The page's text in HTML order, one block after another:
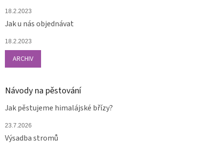
18.2.2023
Jak u nás objednávat
18.2.2023
ARCHIV
Návody na pěstování
Jak pěstujeme himalájské břízy?
23.7.2026
Výsadba stromů